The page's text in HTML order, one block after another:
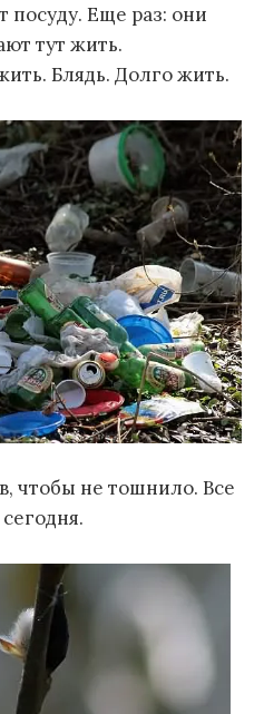
посуду. Еще раз: они
тут жить.
Блядь. Долго жить.
чтобы не тошнило. Все